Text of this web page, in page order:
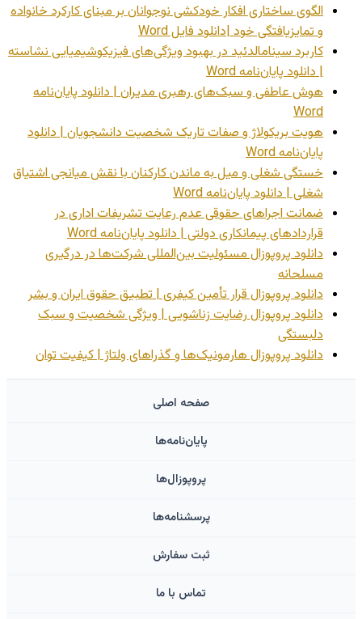
الگوی ساختاری افکار خودکشی نوجوانان بر مبنای کارکرد خانواده
و تمایزیافتگی خود |دانلود فایل Word
کاربرد سینامالدئید در بهبود ویژگی‌های فیزیکوشیمیایی نشاسته
| دانلود پایان‌نامه Word
هوش عاطفی و سبک‌های رهبری مدیران | دانلود پایان‌نامه
Word
هویت بریکولاژ و صفات تاریک شخصیت دانشجویان | دانلود
پایان‌نامه Word
خستگی شغلی و میل به ماندن کارکنان با نقش میانجی اشتیاق
شغلی | دانلود پایان‌نامه Word
ضمانت اجراهای حقوقی عدم رعایت تشریفات اداری در
قراردادهای پیمانکاری دولتی | دانلود پایان‌نامه Word
دانلود پروپوزال مسئولیت بین‌المللی شرکت‌ها در درگیری
مسلحانه
دانلود پروپوزال قرار تأمین کیفری | تطبیق حقوق ایران و بشر
دانلود پروپوزال رضایت زناشویی | ویژگی شخصیت و سبک
دلبستگی
دانلود پروپوزال هارمونیک‌ها و گذراهای ولتاژ | کیفیت توان
صفحه اصلی
پایان‌نامه‌ها
پروپوزال‌ها
پرسشنامه‌ها
ثبت سفارش
تماس با ما